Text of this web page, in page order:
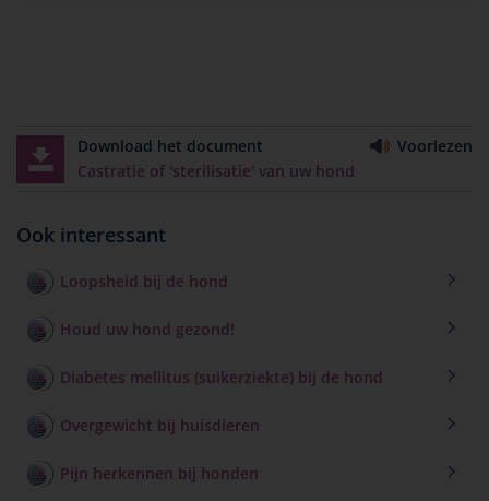
Download het document
Castratie of 'sterilisatie' van uw hond
Voorlezen
Ook interessant
Loopsheid bij de hond
Houd uw hond gezond!
Diabetes mellitus (suikerziekte) bij de hond
Overgewicht bij huisdieren
Pijn herkennen bij honden